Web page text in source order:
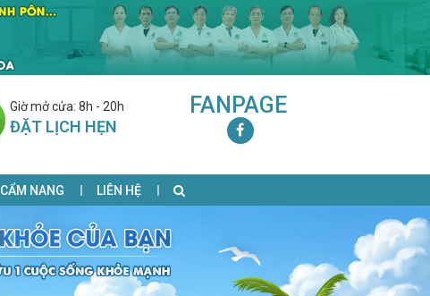
Giờ mở cửa: 8h - 20h
ĐẶT LỊCH HẸN
FANPAGE
CẨM NANG LIÊN HỆ